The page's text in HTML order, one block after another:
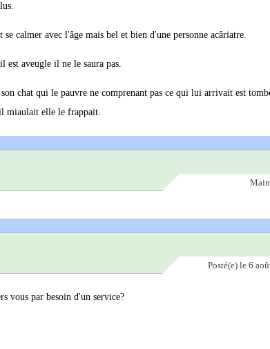
calmer avec l'âge mais bel et bien d'une personne acâriatre.
est aveugle il ne le saura pas.
chat qui le pauvre ne comprenant pas ce qui lui arrivait est
miaulait elle le frappait.
Posté(e) le 6
vous par besoin d'un service?